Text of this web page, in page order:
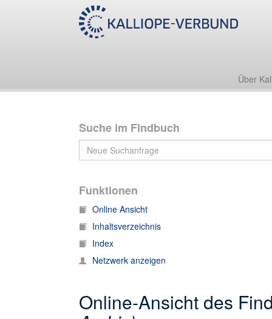
Über
Suche im Findbuch
Funktionen
Online Ansicht
Inhaltsverzeichnis
Index
Netzwerk anzeigen
Online-Ansicht des
55 Nachl 100 (Schott-Archiv)
55 Nachl 100/B (Schott-Archiv. Korrespondenz)